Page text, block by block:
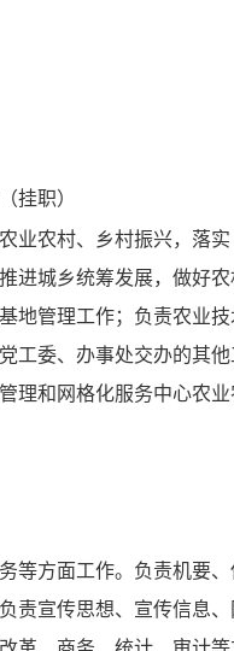
挂职）
业农村、乡村振兴，落
进城乡统筹发展，做好
管理工作；负责农业
工委、办事处交办的其
理和网格化服务中心农业
等方面工作。负责机要
责宣传思想、宣传信息